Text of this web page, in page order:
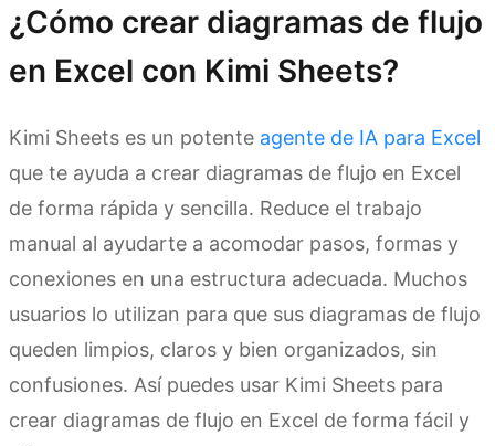
¿Cómo crear diagramas de flujo
en Excel con Kimi Sheets?
Kimi Sheets es un potente agente de IA para Excel
que te ayuda a crear diagramas de flujo en Excel
de forma rápida y sencilla. Reduce el trabajo
manual al ayudarte a acomodar pasos, formas y
conexiones en una estructura adecuada. Muchos
usuarios lo utilizan para que sus diagramas de flujo
queden limpios, claros y bien organizados, sin
confusiones. Así puedes usar Kimi Sheets para
crear diagramas de flujo en Excel de forma fácil y